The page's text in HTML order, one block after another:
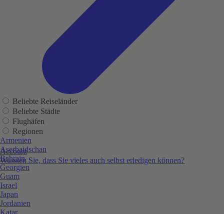
Account
Wussten Sie, dass Sie vieles auch selbst erledigen können?
Beliebte Reiseländer
Beliebte Städte
Flughäfen
Regionen
Armenien
Aserbaidschan
Bahrain
Georgien
Guam
Israel
Japan
Jordanien
Katar